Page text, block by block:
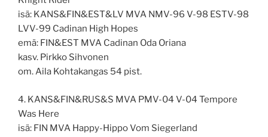
isä: KANS&FIN&EST&LV MVA NMV-96 V-98 ESTV-98
LVV-99 Cadinan High Hopes
emä: FIN&EST MVA Cadinan Oda Oriana
kasv. Pirkko Sihvonen
om. Aila Kohtakangas 54 pist.
4. KANS&FIN&RUS&S MVA PMV-04 V-04 Tempore
Was Here
isä: FIN MVA Happy-Hippo Vom Siegerland